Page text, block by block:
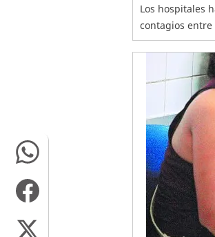
Los hospitales
contagios